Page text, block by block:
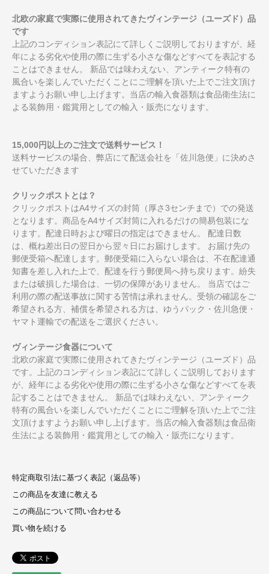
北欧の家庭で実際に使用されてきたヴィンテージ（ユーズド）品
です
上記のコンディション表記にて詳しくご説明しておりますが、経
年による劣化や使用の際に生ずる小さな傷などすべてを表記する
ことはできません。 新品では味わえない、アンティーク特有の
風合いを楽しんでいただくことにご理解を頂いた上でご注文頂け
ますようお願い申し上げます。当店の輸入食器類は食品衛生法に
よる装飾用・鑑賞用としての輸入・販売になります。
15,000円以上のご注文で送料サービス！
送料サービスの場合、弊店にて配送会社を「佐川急便」に決めさ
せていただきます
クリックポストとは？
クリックポストはA4サイズの封筒（厚さ3センチまで）での発送
となります。商品をA4サイズ封筒に入れるだけの簡易包装にな
ります。配達日時および曜日の指定はできません。 配達日数
は、概ね差出日の翌日から翌々日にお届けします。 お届け先の
郵便受箱へ配達します。郵便受箱に入らない場合は、不在配達通
知書を差し入れた上で、配達を行う郵便局へ持ち戻ります。紛失
または破損した場合は、一切の保障がありません。 当店ではご
利用の際の配送事故に関する苦情は承れません。受領の確認をご
希望される方、補償を希望される方は、ゆうパック・佐川急便・
ヤマト運輸での配送をご選択ください。
ヴィンテージ食器について
北欧の家庭で実際に使用されてきたヴィンテージ（ユーズド）品
です。上記のコンディション表記にて詳しくご説明しております
が、経年による劣化や使用の際に生ずる小さな傷などすべてを表
記することはできません。 新品では味わえない、アンティーク
特有の風合いを楽しんでいただくことにご理解を頂いた上でご注
文頂けますようお願い申し上げます。当店の輸入食器類は食品衛
生法による装飾用・鑑賞用としての輸入・販売になります。
特定商取引法に基づく表記（返品等）
この商品を友達に教える
この商品について問い合わせる
買い物を続ける